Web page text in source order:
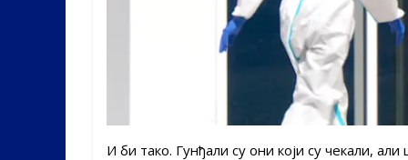
И би тако. Гунђали су они који су чекали,